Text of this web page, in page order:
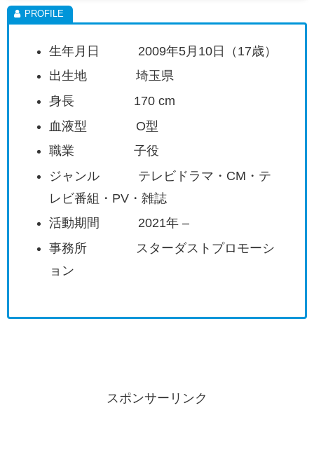
生年月日 2009年5月10日（17歳）
出生地 埼玉県
身長 170 cm
血液型 O型
職業 子役
ジャンル テレビドラマ・CM・テ
レビ番組・PV・雑誌
活動期間 2021年 –
事務所 スターダストプロモーシ
ョン
スポンサーリンク